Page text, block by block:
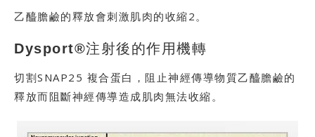
乙醯膽鹼的釋放會刺激肌肉的收縮2。
Dysport®注射後的作用機轉
切割SNAP25 複合蛋白，阻止神經傳導物質乙醯膽鹼的
釋放而阻斷神經傳導造成肌肉無法收縮。